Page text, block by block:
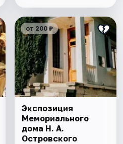
от 200 ₽
Экспозиция
Мемориального
дома Н. А.
Островского